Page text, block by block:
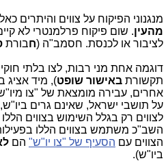
מנגנוני הפיקוח על צווים והיתרים
מהעין. שום פיקוח פרלמנטרי לא
לציבור או לכנסת. חסמב"ה (חבורת
דוגמה אחת מני רבות, לצו בלתי חוקי
תקשורת באישור שופט), מיד אציג
אחרים, עבירה מומצאת של "צו מיו"ש"
על תושבי ישראל, שאינם גרים
לצווים רק בגלל השימוש בצווים
השב"כ משתמש בצווים הללו
הצווים עם הסעיף של "צו יו"ש" הם
ביו"ש).